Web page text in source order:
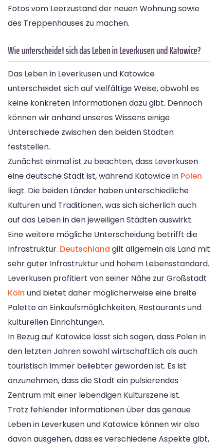
Fotos vom Leerzustand der neuen Wohnung sowie
des Treppenhauses zu machen.
Wie unterscheidet sich das Leben in Leverkusen und Katowice?
Das Leben in Leverkusen und Katowice
unterscheidet sich auf vielfältige Weise, obwohl es
keine konkreten Informationen dazu gibt. Dennoch
können wir anhand unseres Wissens einige
Unterschiede zwischen den beiden Städten
feststellen.
Zunächst einmal ist zu beachten, dass Leverkusen
eine deutsche Stadt ist, während Katowice in Polen
liegt. Die beiden Länder haben unterschiedliche
Kulturen und Traditionen, was sich sicherlich auch
auf das Leben in den jeweiligen Städten auswirkt.
Eine weitere mögliche Unterscheidung betrifft die
Infrastruktur. Deutschland gilt allgemein als Land mit
sehr guter Infrastruktur und hohem Lebensstandard.
Leverkusen profitiert von seiner Nähe zur Großstadt
Köln und bietet daher möglicherweise eine breite
Palette an Einkaufsmöglichkeiten, Restaurants und
kulturellen Einrichtungen.
In Bezug auf Katowice lässt sich sagen, dass Polen in
den letzten Jahren sowohl wirtschaftlich als auch
touristisch immer beliebter geworden ist. Es ist
anzunehmen, dass die Stadt ein pulsierendes
Zentrum mit einer lebendigen Kulturszene ist.
Trotz fehlender Informationen über das genaue
Leben in Leverkusen und Katowice können wir also
davon ausgehen, dass es verschiedene Aspekte gibt,